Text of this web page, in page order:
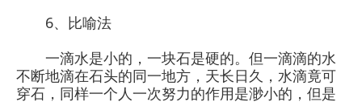
6、比喻法
一滴水是小的，一块石是硬的。但一滴滴的水
不断地滴在石头的同一地方，天长日久，水滴竟可
穿石，同样一个人一次努力的作用是渺小的，但是